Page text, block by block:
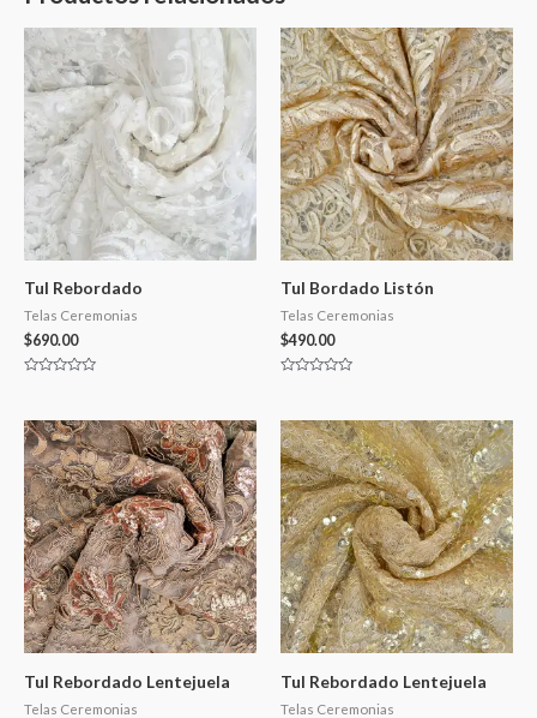
Tul Rebordado
Telas Ceremonias
$690.00
de
5
Tul Bordado Listón
Telas Ceremonias
$490.00
de
5
Tul Rebordado Lentejuela
Telas Ceremonias
Tul Rebordado Lentejuela
Telas Ceremonias